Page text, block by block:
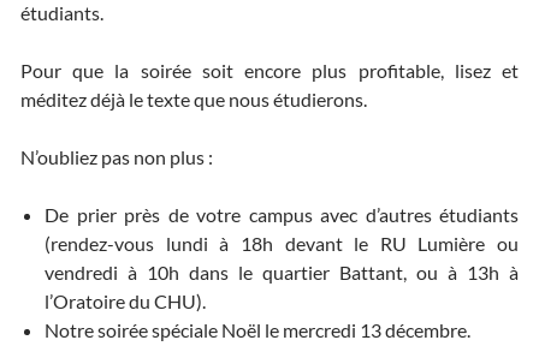
étudiants.
Pour que la soirée soit encore plus profitable, lisez et
méditez déjà le texte que nous étudierons.
N’oubliez pas non plus :
De prier près de votre campus avec d’autres étudiants
(rendez-vous lundi à 18h devant le RU Lumière ou
vendredi à 10h dans le quartier Battant, ou à 13h à
l’Oratoire du CHU).
Notre soirée spéciale Noël le mercredi 13 décembre.